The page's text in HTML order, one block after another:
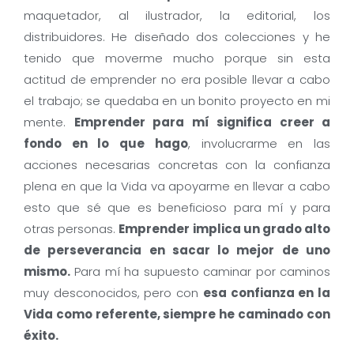
maquetador, al ilustrador, la editorial, los
distribuidores. He diseñado dos colecciones y he
tenido que moverme mucho porque sin esta
actitud de emprender no era posible llevar a cabo
el trabajo; se quedaba en un bonito proyecto en mi
mente. Emprender para mí significa creer a
fondo en lo que hago, involucrarme en las
acciones necesarias concretas con la confianza
plena en que la Vida va apoyarme en llevar a cabo
esto que sé que es beneficioso para mí y para
otras personas. Emprender implica un grado alto
de perseverancia en sacar lo mejor de uno
mismo. Para mí ha supuesto caminar por caminos
muy desconocidos, pero con esa confianza en la
Vida como referente, siempre he caminado con
éxito.